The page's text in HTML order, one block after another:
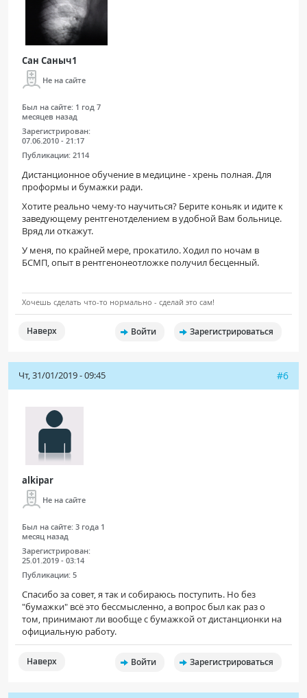
Сан Саныч1
Не на сайте
Был на сайте: 1 год 7
месяцев назад
Зарегистрирован:
07.06.2010 - 21:17
Публикации: 2114
Дистанционное обучение в медицине - хрень полная. Для
проформы и бумажки ради.
Хотите реально чему-то научиться? Берите коньяк и идите к
заведующему рентгенотделением в удобной Вам больнице.
Вряд ли откажут.
У меня, по крайней мере, прокатило. Ходил по ночам в
БСМП, опыт в рентгенонеотложке получил бесценный.
Хочешь сделать что-то нормально - сделай это сам!
Наверх Войти Зарегистрироваться
Чт, 31/01/2019 - 09:45 #6
alkipar
Не на сайте
Был на сайте: 3 года 1
месяц назад
Зарегистрирован:
25.01.2019 - 03:14
Публикации: 5
Спасибо за совет, я так и собираюсь поступить. Но без
"бумажки" всё это бессмысленно, а вопрос был как раз о
том, принимают ли вообще с бумажкой от дистанционки на
официальную работу.
Наверх Войти Зарегистрироваться